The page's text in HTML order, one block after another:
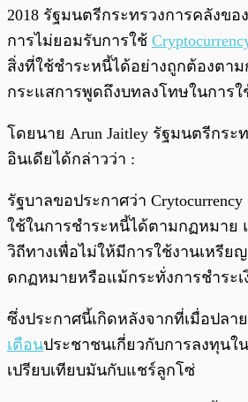
2018 รัฐมนตรีกระทรวงการคลังขอ
การไม่ยอมรับการใช้
สิ่งที่ใช้ชำระหนี้ได้อย่างถูกต้องตา
กระแสการพูดถึงบทลงโทษในการใ
โดยนาย Arun Jaitley รัฐมนตรีกระ
อินเดียได้กล่าวว่า :
รัฐบาลขอประกาศว่า
ใช้ในการชำระหนี้ได้ตามกฏหมาย
วิถีทางเพื่อไม่ให้มีการใช้งานเหรีย
ดกฏหมายหรือแม้กระทั่งการชำระเ
ซึ่งประกาศนี้เกิดหลังจากที่เมื่อปลา
เตือนประชาชนเกี่ยวกับการลงทุนใ
เปรียบเทียบมันกับแชร์ลูกโซ่